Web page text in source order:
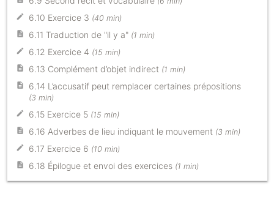
6.10 Exercice 3 (40 min)
6.11 Traduction de "il y a" (1 min)
6.12 Exercice 4 (15 min)
6.13 Complément d’objet indirect (1 min)
6.14 L’accusatif peut remplacer certaines prépositions
(3 min)
6.15 Exercice 5 (15 min)
6.16 Adverbes de lieu indiquant le mouvement (3 min)
6.17 Exercice 6 (10 min)
6.18 Épilogue et envoi des exercices (1 min)